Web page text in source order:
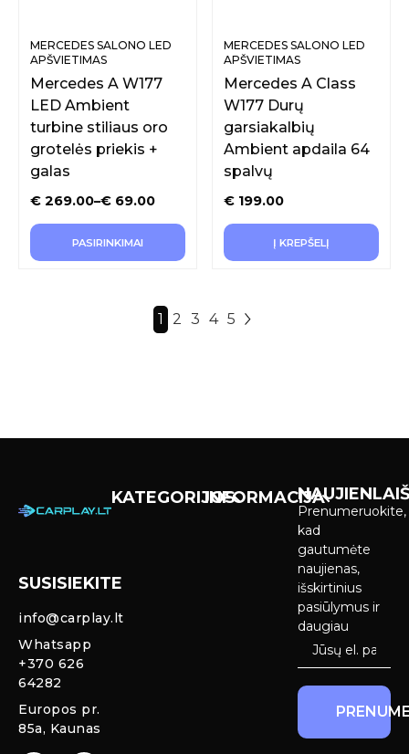
MERCEDES SALONO LED
APŠVIETIMAS
Mercedes A W177
LED Ambient
turbine stiliaus oro
grotelės priekis +
galas
€ 69.00
–
€ 269.00
PASIRINKIMAI
MERCEDES SALONO LED
APŠVIETIMAS
Mercedes A Class
W177 Durų
garsiakalbių
Ambient apdaila 64
spalvų
€ 199.00
Į KREPŠELĮ
1 2 3 4 5
SUSISIEKITE
info@carplay.lt
Whatsapp
+370 626
64282
Europos pr.
85a, Kaunas
KATEGORIJOS
galinio vaizdo
INFORMACIJA
Prenumeruokite,
kad
gautumėte
naujienas,
išskirtinius
pasiūlymus ir
daugiau